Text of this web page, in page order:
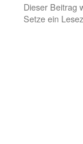
Dieser Beitrag
Setze ein